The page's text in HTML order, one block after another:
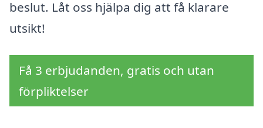
beslut. Låt oss hjälpa dig att få klarare
utsikt!
Få 3 erbjudanden, gratis och utan
förpliktelser